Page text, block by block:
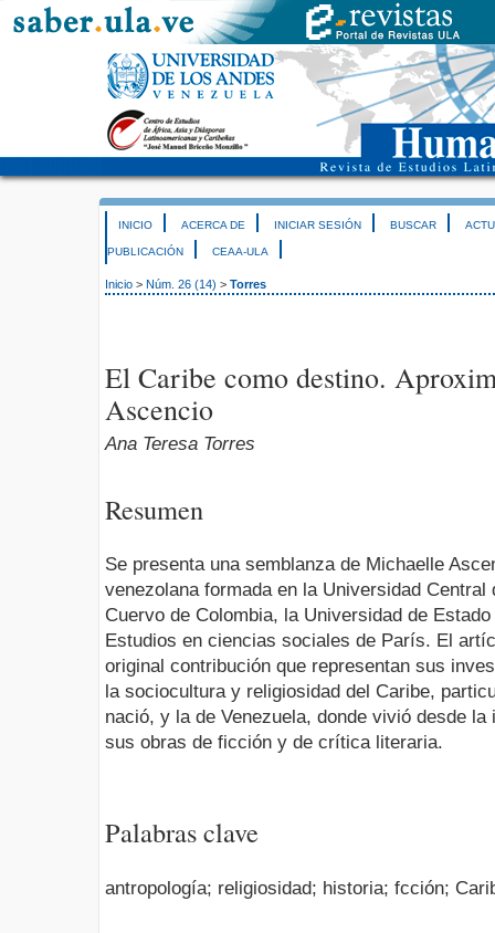
INICIO ACERCA DE INICIAR SESIÓN BUSCAR
PUBLICACIÓN CEAA-ULA
Inicio > Núm. 26 (14) > Torres
El Caribe como destino.
Ascencio
Ana Teresa Torres
Resumen
Se presenta una semblanza de Michaelle
venezolana formada en la Universidad
Cuervo de Colombia, la Universidad de
Estudios en ciencias sociales de París. El
original contribución que representan sus
la sociocultura y religiosidad del Caribe,
nació, y la de Venezuela, donde vivió desde
sus obras de ficción y de crítica literaria.
Palabras clave
antropología; religiosidad; historia; fcción;